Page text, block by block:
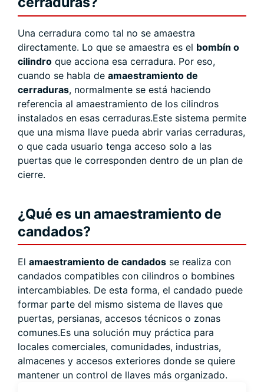
Una cerradura como tal no se amaestra
directamente. Lo que se amaestra es el bombín o
cilindro que acciona esa cerradura. Por eso,
cuando se habla de amaestramiento de
cerraduras, normalmente se está haciendo
referencia al amaestramiento de los cilindros
instalados en esas cerraduras.Este sistema permite
que una misma llave pueda abrir varias cerraduras,
o que cada usuario tenga acceso solo a las
puertas que le corresponden dentro de un plan de
cierre.
¿Qué es un amaestramiento de
candados?
El amaestramiento de candados se realiza con
candados compatibles con cilindros o bombines
intercambiables. De esta forma, el candado puede
formar parte del mismo sistema de llaves que
puertas, persianas, accesos técnicos o zonas
comunes.Es una solución muy práctica para
locales comerciales, comunidades, industrias,
almacenes y accesos exteriores donde se quiere
mantener un control de llaves más organizado.